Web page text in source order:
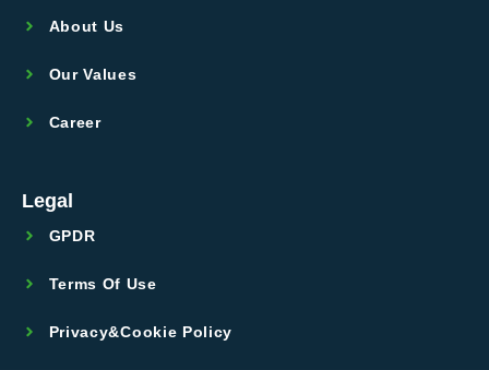
About Us
Our Values
Career
Legal
GPDR
Terms Of Use
Privacy&Cookie Policy